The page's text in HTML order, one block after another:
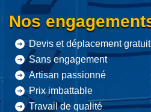
Nos
Devis et déplacement
Sans engagement
Artisan passionné
Prix imbattable
Travail de qualité